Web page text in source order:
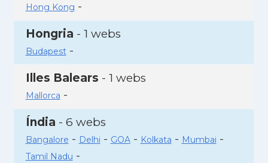
Hong Kong -
Hongria - 1 webs
Budapest-
Illes Balears - 1 webs
Mallorca -
Índia - 6 webs
Bangalore - Delhi - GOA- Kolkata - Mumbai -
Tamil Nadu -